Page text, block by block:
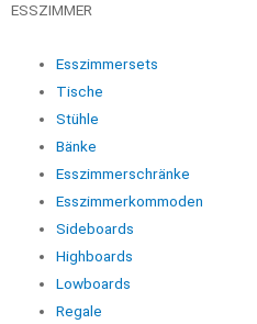
ESSZIMMER
Esszimmersets
Tische
Stühle
Bänke
Esszimmerschränke
Esszimmerkommoden
Sideboards
Highboards
Lowboards
Regale